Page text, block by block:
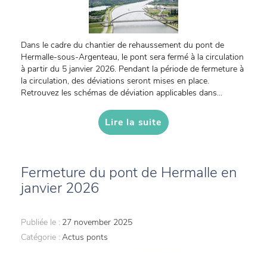
Dans le cadre du chantier de rehaussement du pont de
Hermalle-sous-Argenteau, le pont sera fermé à la circulation
à partir du 5 janvier 2026. Pendant la période de fermeture à
la circulation, des déviations seront mises en place.
Retrouvez les schémas de déviation applicables dans...
Lire la suite
Fermeture du pont de Hermalle en
janvier 2026
Publiée le : 27 november 2025
Catégorie : Actus ponts